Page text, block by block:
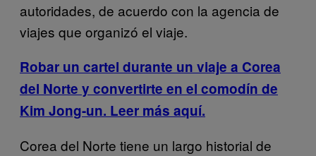
autoridades, de acuerdo con la agencia de
viajes que organizó el viaje.
Robar un cartel durante un viaje a Corea
del Norte y convertirte en el comodín de
Kim Jong-un. Leer más aquí.
Corea del Norte tiene un largo historial de